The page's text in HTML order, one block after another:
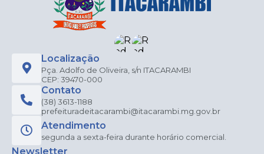
Localização
Pça. Adolfo de Oliveira, s/n ITACARAMBI
CEP: 39470-000
Contato
(38) 3613-1188
prefeituradeitacarambi@itacarambi.mg.gov.br
Atendimento
segunda a sexta-feira durante horário comercial.
Newsletter